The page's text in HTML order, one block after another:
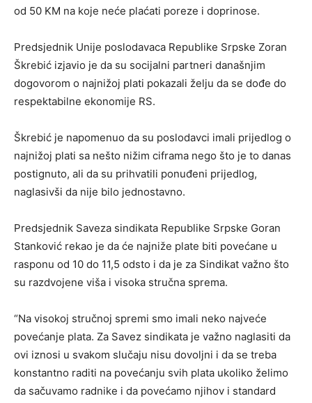
od 50 KM na koje neće plaćati poreze i doprinose.
Predsjednik Unije poslodavaca Republike Srpske Zoran
Škrebić izjavio je da su socijalni partneri današnjim
dogovorom o najnižoj plati pokazali želju da se dođe do
respektabilne ekonomije RS.
Škrebić je napomenuo da su poslodavci imali prijedlog o
najnižoj plati sa nešto nižim ciframa nego što je to danas
postignuto, ali da su prihvatili ponuđeni prijedlog,
naglasivši da nije bilo jednostavno.
Predsjednik Saveza sindikata Republike Srpske Goran
Stanković rekao je da će najniže plate biti povećane u
rasponu od 10 do 11,5 odsto i da je za Sindikat važno što
su razdvojene viša i visoka stručna sprema.
“Na visokoj stručnoj spremi smo imali neko najveće
povećanje plata. Za Savez sindikata je važno naglasiti da
ovi iznosi u svakom slučaju nisu dovoljni i da se treba
konstantno raditi na povećanju svih plata ukoliko želimo
da sačuvamo radnike i da povećamo njihov i standard